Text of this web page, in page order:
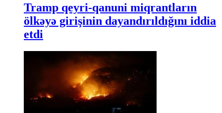
Tramp qeyri-qanuni miqrantların
ölkəyə girişinin dayandırıldığını iddia
etdi